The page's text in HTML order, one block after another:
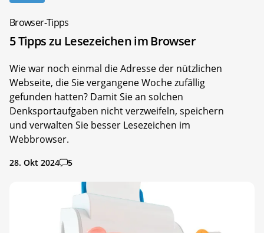
Browser-Tipps
5 Tipps zu Lesezeichen im Browser
Wie war noch einmal die Adresse der nützlichen
Webseite, die Sie vergangene Woche zufällig
gefunden hatten? Damit Sie an solchen
Denksportaufgaben nicht verzweifeln, speichern
und verwalten Sie besser Lesezeichen im
Webbrowser.
28. Okt 2024 5